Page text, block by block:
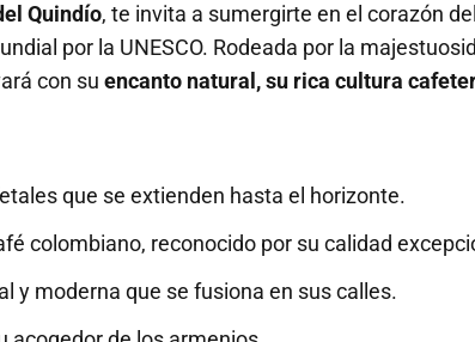
Quindío, te invita a sumergirte en el corazón
por la UNESCO. Rodeada por la
con su encanto natural, su rica cultura
que se extienden hasta el horizonte.
colombiano, reconocido por su calidad
y moderna que se fusiona en sus calles.